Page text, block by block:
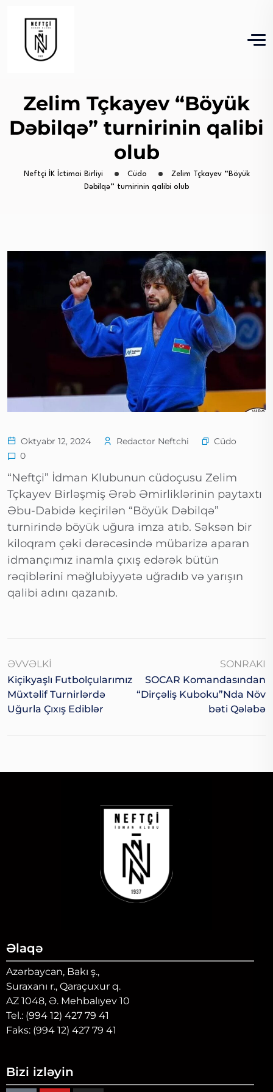
Zelim Tçkayev “Böyük
Dəbilqə” turnirinin qalibi
olub
Neftçi İK İctimai Birliyi Cüdo
Zelim Tçkayev “Böyük
Dəbilqə” turnirinin qalibi olub
Oktyabr 12, 2024 Redactor Neftchi
Cüdo
0
“Neftçi” İdman Klubunun cüdoçusu Zelim
Tçkayev Birləşmiş Ərəb Əmirliklərinin paytaxtı
Əbu-Dabidə keçirilən “Böyük Dəbilqə”
turnirində böyük uğura imza atıb. Səksən bir
kiloqram çəki dərəcəsində mübarizə aparan
idmançımız inamla çıxış edərək bütün
rəqiblərini məğlubiyyətə uğradıb və yarışın
qalibi adını qazanıb.
ƏVVƏLKI
Kiçikyaşlı Futbolçularımız
Müxtəlif Turnirlərdə
Uğurla Çıxış Ediblər
SONRAKI
SOCAR Komandasından
“Dirçəliş Kuboku”nda Növ
Bəti Qələbə
Əlaqə
Azərbaycan, Bakı ş.,
Suraxanı r., Qaraçuxur q.
AZ 1048, Ə. Mehbalıyev 10
Tel.: (994 12) 427 79 41
Faks: (994 12) 427 79 41
Bizi izləyin